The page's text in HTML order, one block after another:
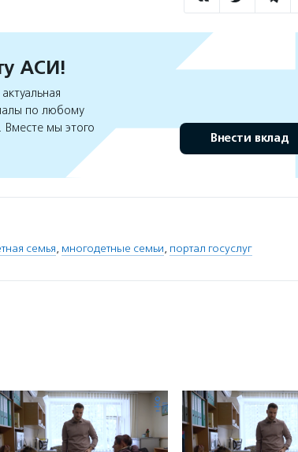
АСИ!
по любому
Вместе мы этого
Внести вклад
семья, многодетные семьи, портал госуслуг